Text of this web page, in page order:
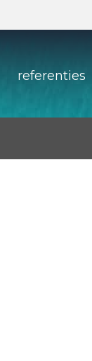
referenties